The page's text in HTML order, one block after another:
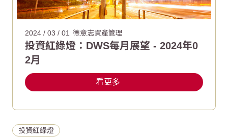
2024 / 03 / 01 德意志資產管理
投資紅綠燈：DWS每月展望 - 2024年0
2月
看更多
投資紅綠燈